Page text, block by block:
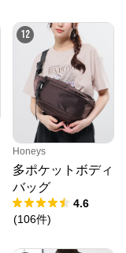
12
Honeys
多ポケットボディ
バッグ
4.6
(106件)